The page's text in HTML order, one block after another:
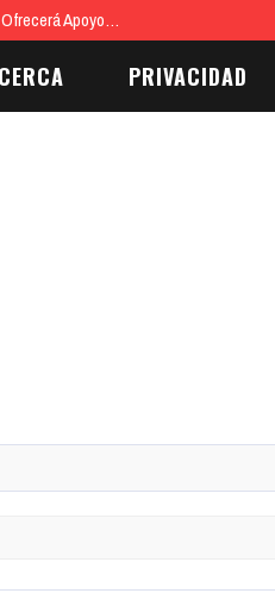
aparece en una misión secundaria…
PRIVACIDAD